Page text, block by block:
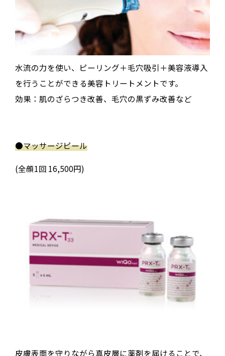
水流の力を使い、ピーリング＋毛穴吸引＋美容液導入
を行うことができる美容トリートメントです。
効果：肌のざらつき改善、毛穴の黒ずみ改善など
●マッサージピール
(全顔1回 16,500円)
皮膚表面を守りながら真皮層に薬剤を届けることで、